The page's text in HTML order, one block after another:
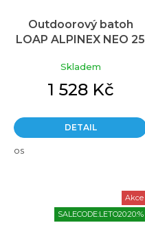
Outdoorový batoh
LOAP ALPINEX NEO 25
Skladem
1 528 Kč
DETAIL
os
Akce
SALECODE:LETO20:20:%